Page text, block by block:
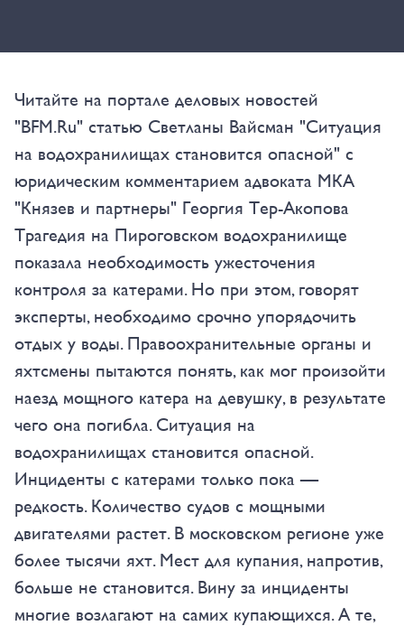
Читайте на портале деловых новостей
"BFM.Ru" статью Светланы Вайсман "Ситуация
на водохранилищах становится опасной" с
юридическим комментарием адвоката МКА
"Князев и партнеры" Георгия Тер-Акопова
Трагедия на Пироговском водохранилище
показала необходимость ужесточения
контроля за катерами. Но при этом, говорят
эксперты, необходимо срочно упорядочить
отдых у воды. Правоохранительные органы и
яхтсмены пытаются понять, как мог произойти
наезд мощного катера на девушку, в результате
чего она погибла. Ситуация на
водохранилищах становится опасной.
Инциденты с катерами только пока —
редкость. Количество судов с мощными
двигателями растет. В московском регионе уже
более тысячи яхт. Мест для купания, напротив,
больше не становится. Вину за инциденты
многие возлагают на самих купающихся. А те,